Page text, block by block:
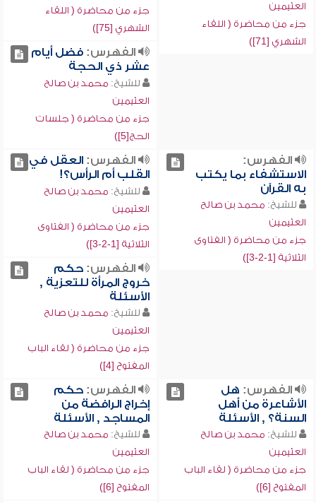
العثيمين
جزء من محاضرة ( اللقاء
الشهري [71])
جزء من محاضرة ( اللقاء
الشهري [75])
الفهرس:فضل أيام
عشر ذي الحجة
للشيخ: محمد بن صالح
العثيمين
جزء من محاضرة ( جلسات
الحج[5])
الفهرس:
الاستشفاء بما يكتب
به القرآن
للشيخ: محمد بن صالح
العثيمين
جزء من محاضرة ( الفتاوى
الثلاثية [1-2-3])
الفهرس:العقل في
القلب أم الرأس؟!
للشيخ: محمد بن صالح
العثيمين
جزء من محاضرة ( الفتاوى
الثلاثية [1-2-3])
الفهرس:حكم
خروج المرأة للتعزية ,
الأسئلة
للشيخ: محمد بن صالح
العثيمين
جزء من محاضرة ( لقاء الباب
المفتوح [4])
الفهرس: هل
الأشاعرة من أهل
السنة؟ , الأسئلة
للشيخ: محمد بن صالح
العثيمين
جزء من محاضرة ( لقاء الباب
المفتوح [6])
الفهرس:حكم
إخراج الرافضة من
المساجد , الأسئلة
للشيخ: محمد بن صالح
العثيمين
جزء من محاضرة ( لقاء الباب
المفتوح [6])